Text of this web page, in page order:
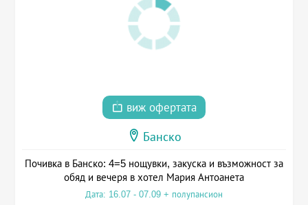
виж офертата
Банско
Почивка в Банско: 4=5 нощувки, закуска и възможност за
обяд и вечеря в хотел Мария Антоанета
Дата: 16.07 - 07.09 + полупансион